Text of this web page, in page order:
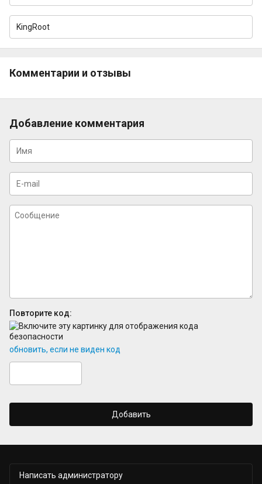
KingRoot
Комментарии и отзывы
Добавление комментария
Повторите код:
обновить, если не виден код
Добавить
Написать администратору